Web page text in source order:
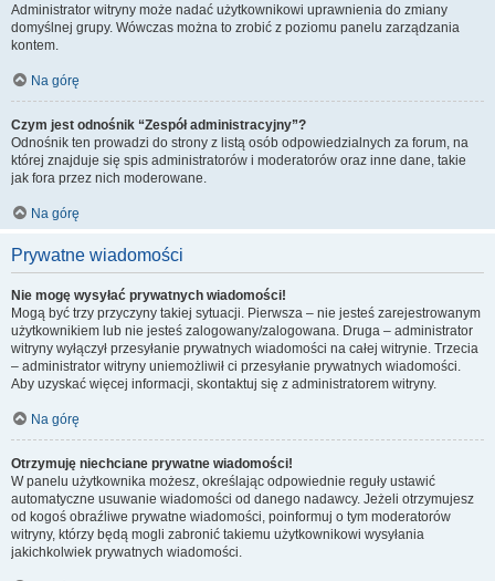
Administrator witryny może nadać użytkownikowi uprawnienia do zmiany
domyślnej grupy. Wówczas można to zrobić z poziomu panelu zarządzania
kontem.
Na górę
Czym jest odnośnik “Zespół administracyjny”?
Odnośnik ten prowadzi do strony z listą osób odpowiedzialnych za forum, na
której znajduje się spis administratorów i moderatorów oraz inne dane, takie
jak fora przez nich moderowane.
Na górę
Prywatne wiadomości
Nie mogę wysyłać prywatnych wiadomości!
Mogą być trzy przyczyny takiej sytuacji. Pierwsza – nie jesteś zarejestrowanym
użytkownikiem lub nie jesteś zalogowany/zalogowana. Druga – administrator
witryny wyłączył przesyłanie prywatnych wiadomości na całej witrynie. Trzecia
– administrator witryny uniemożliwił ci przesyłanie prywatnych wiadomości.
Aby uzyskać więcej informacji, skontaktuj się z administratorem witryny.
Na górę
Otrzymuję niechciane prywatne wiadomości!
W panelu użytkownika możesz, określając odpowiednie reguły ustawić
automatyczne usuwanie wiadomości od danego nadawcy. Jeżeli otrzymujesz
od kogoś obraźliwe prywatne wiadomości, poinformuj o tym moderatorów
witryny, którzy będą mogli zabronić takiemu użytkownikowi wysyłania
jakichkolwiek prywatnych wiadomości.